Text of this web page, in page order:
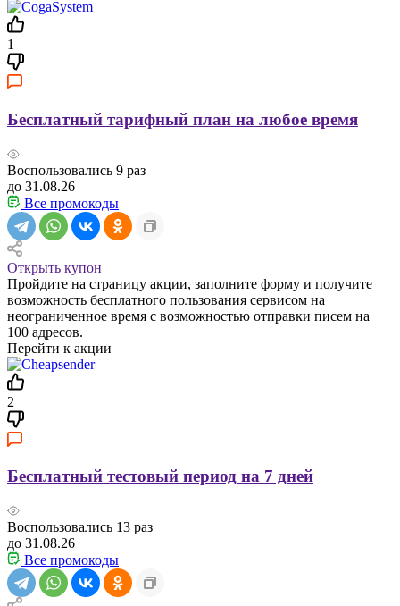
1
Бесплатный тарифный план на любое время
Воспользовались 9 раз
до 31.08.26
Все промокоды
Открыть купон
Пройдите на страницу акции, заполните форму и получите
возможность бесплатного пользования сервисом на
неограниченное время с возможностью отправки писем на
100 адресов.
Перейти к акции
2
Бесплатный тестовый период на 7 дней
Воспользовались 13 раз
до 31.08.26
Все промокоды